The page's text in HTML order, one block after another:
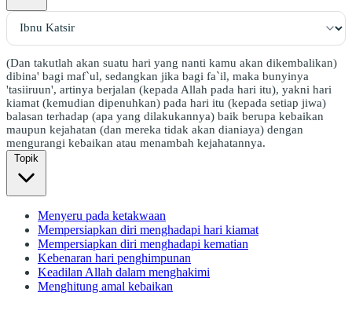
(Dan takutlah akan suatu hari yang nanti kamu akan dikembalikan)
dibina' bagi maf`ul, sedangkan jika bagi fa`il, maka bunyinya
'tasiiruun', artinya berjalan (kepada Allah pada hari itu), yakni hari
kiamat (kemudian dipenuhkan) pada hari itu (kepada setiap jiwa)
balasan terhadap (apa yang dilakukannya) baik berupa kebaikan
maupun kejahatan (dan mereka tidak akan dianiaya) dengan
mengurangi kebaikan atau menambah kejahatannya.
Topik
Menyeru pada ketakwaan
Mempersiapkan diri menghadapi hari kiamat
Mempersiapkan diri menghadapi kematian
Kebenaran hari penghimpunan
Keadilan Allah dalam menghakimi
Menghitung amal kebaikan